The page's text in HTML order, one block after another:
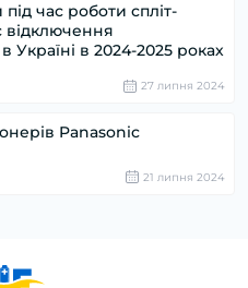
час роботи спліт-
відключення
Україні в 2024-2025 роках
27 липня 2024
Panasonic
21 липня 2024